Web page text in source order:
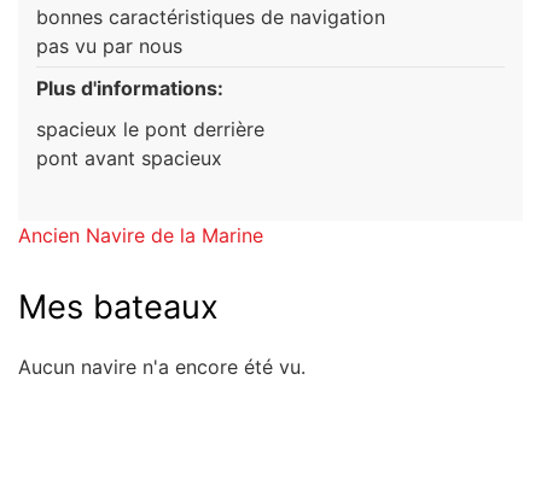
bonnes caractéristiques de navigation
pas vu par nous
Plus d'informations:
spacieux le pont derrière
pont avant spacieux
Ancien Navire de la Marine
Mes bateaux
Aucun navire n'a encore été vu.